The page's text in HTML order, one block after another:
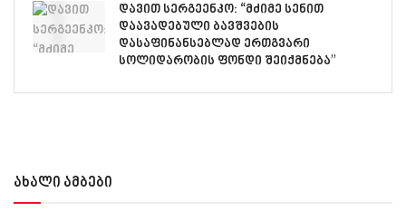
დავით სერგეენკო: “მძიმე სენით
დაავადებული ბავშვების
დასაფინანსებლად ერთგვარი
სოლიდარობის ფონდი შეიქმნება”
ახალი ამბები